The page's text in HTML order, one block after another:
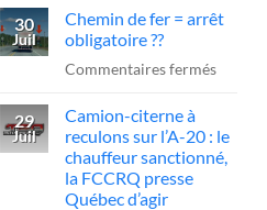
30
Juil
Chemin de fer = arrêt
obligatoire ??
Commentaires ferméssur
fer
=
29
Juil
Camion-citerne à
reculons sur l’A-20 : le
chauffeur sanctionné,
la FCCRQ presse
Québec d’agir